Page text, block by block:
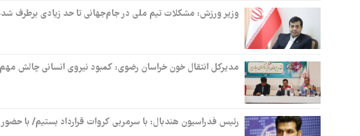
وزیر ورزش: مشکلات تیم ملی در جام‌جهانی تا حد زیادی برطرف
مدیرکل انتقال خون خراسان رضوی: کمبود نیروی انسانی چالش
رئیس فدراسیون هندبال: با سرمربی کروات قرارداد بستیم/ با